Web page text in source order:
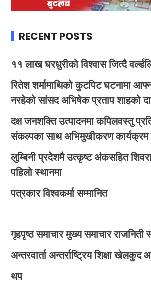
RECENT POSTS
११ लाख घरधुरीको विश्वास जित्दै
रितेश शर्मामाथिको कुटपिट घटनामा
नरहेको सांसद अभिषेक प्रताप शाहको
दक्ष जनशक्ति उत्पादनमा कपिलवस्तु
संकल्पका साथ अभिमुखीकरण कार्यक्रम
लुम्बिनी प्रदेशमै उत्कृष्ट अंकसहित
पहिलो स्थानमा
पत्रकार विश्वकर्मा सम्मानित
गृहपृष्ठ समाचार मुख्य समाचार राजनिती
अन्तरवार्ता अन्तर्राष्ट्रिय शिक्षा खेलकुद
थप